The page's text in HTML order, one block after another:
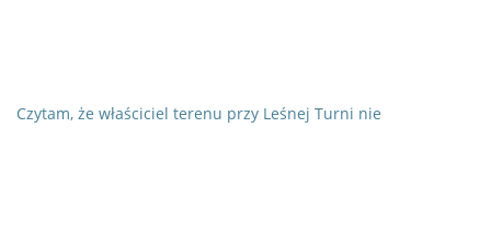
Czytam, że właściciel terenu przy Leśnej Turni nie